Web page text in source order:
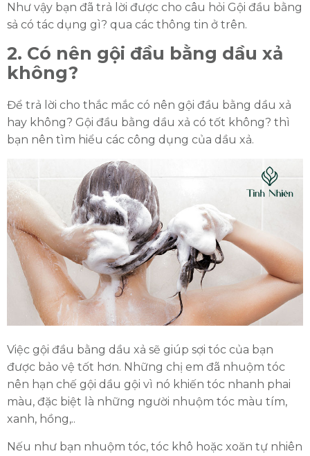
Như vậy bạn đã trả lời được cho câu hỏi Gội đầu bằng
sả có tác dụng gì? qua các thông tin ở trên.
2. Có nên gội đầu bằng dầu xả
không?
Để trả lời cho thắc mắc có nên gội đầu bằng dầu xả
hay không? Gội đầu bằng dầu xả có tốt không? thì
bạn nên tìm hiểu các công dụng của dầu xả.
Việc gội đầu bằng dầu xả sẽ giúp sợi tóc của bạn
được bảo vệ tốt hơn. Những chị em đã nhuộm tóc
nên hạn chế gội dầu gội vì nó khiến tóc nhanh phai
màu, đặc biệt là những người nhuộm tóc màu tím,
xanh, hồng,..
Nếu như bạn nhuộm tóc, tóc khô hoặc xoăn tự nhiên
HOÀN THÀNH
Đăng ký tư vấn trực tiếp 24/7: